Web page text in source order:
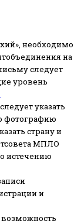
необходимо
на
следует
уровень
указать
фотографию
страну и
МПЛО
истечению
и
возможность